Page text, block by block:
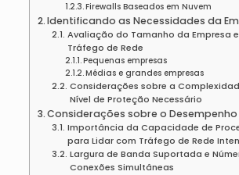
Firewalls Baseados em Nuvem
Identificando as Necessidades da
Avaliação do Tamanho da Empresa
Tráfego de Rede
Pequenas empresas
Médias e grandes empresas
Considerações sobre a
Nível de Proteção Necessário
Considerações sobre o Desempenho
Importância da Capacidade de
para Lidar com Tráfego de Rede
Largura de Banda Suportada e
Conexões Simultâneas